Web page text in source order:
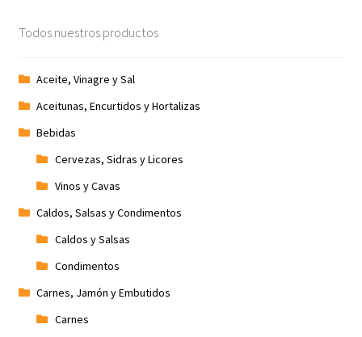
Promociones
Términos y condiciones
Tienda
Todos nuestros productos
Aceite, Vinagre y Sal
Aceitunas, Encurtidos y Hortalizas
Bebidas
Cervezas, Sidras y Licores
Vinos y Cavas
Caldos, Salsas y Condimentos
Caldos y Salsas
Condimentos
Carnes, Jamón y Embutidos
Carnes